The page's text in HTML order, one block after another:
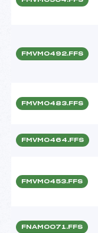
FMVM0492.FFS
FMVM0483.FFS
FMVM0464.FFS
FMVM0453.FFS
FNAM0071.FFS